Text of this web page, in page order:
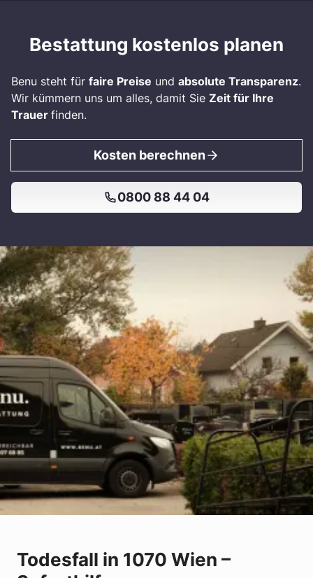
Bestattung kostenlos planen
Benu steht für faire Preise und absolute Transparenz.
Wir kümmern uns um alles, damit Sie Zeit für Ihre
Trauer finden.
Kosten berechnen
0800 88 44 04
Todesfall in 1070 Wien –